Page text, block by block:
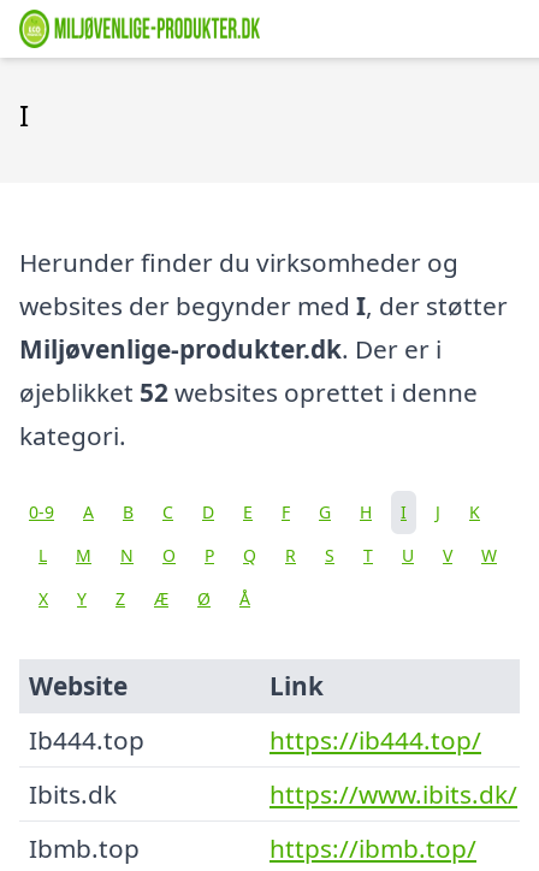
I
Herunder finder du virksomheder og
websites der begynder med I, der støtter
Miljøvenlige-produkter.dk. Der er i
øjeblikket 52websites oprettet i denne
kategori.
0-9 A B C D E F G H I J
K
L
M N O P Q R S T U V
W
X
Y Z Æ Ø Å
Website
Link
Ib444.top
https://ib444.top/
Ibits.dk
https://www.ibits.dk/
Ibmb.top
https://ibmb.top/